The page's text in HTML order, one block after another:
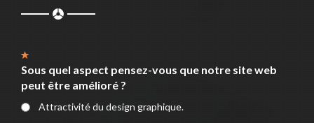
Sous quel aspect pensez-vous que notre site web
peut être amélioré ?
Attractivité du design graphique.